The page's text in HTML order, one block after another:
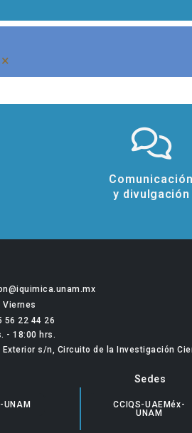
×
Comunicación
y divulgación
Viernes
56 22 44 26
- 18:00 hrs.
s/n, Circuito de la Investigación
Sedes
UNAM
CCIQS-UAEMéx-
UNAM